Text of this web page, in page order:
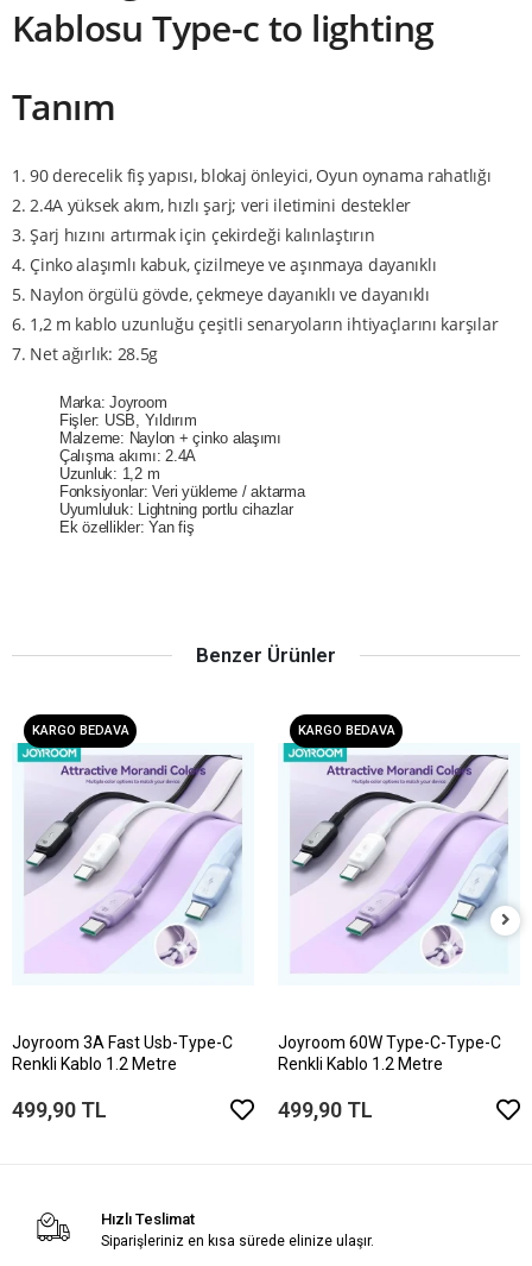
Kablosu Type-c to lighting
Tanım
1. 90 derecelik fiş yapısı, blokaj önleyici, Oyun oynama rahatlığı
2. 2.4A yüksek akım, hızlı şarj; veri iletimini destekler
3. Şarj hızını artırmak için çekirdeği kalınlaştırın
4. Çinko alaşımlı kabuk, çizilmeye ve aşınmaya dayanıklı
5. Naylon örgülü gövde, çekmeye dayanıklı ve dayanıklı
6. 1,2 m kablo uzunluğu çeşitli senaryoların ihtiyaçlarını karşılar
7. Net ağırlık: 28.5g
Marka: Joyroom
Fişler: USB, Yıldırım
Malzeme: Naylon + çinko alaşımı
Çalışma akımı: 2.4A
Uzunluk: 1,2 m
Fonksiyonlar: Veri yükleme / aktarma
Uyumluluk: Lightning portlu cihazlar
Ek özellikler: Yan fiş
Benzer Ürünler
KARGO BEDAVA
Joyroom 3A Fast Usb-Type-C
Renkli Kablo 1.2 Metre
499,90 TL
KARGO BEDAVA
Joyroom 60W Type-C-Type-C
Renkli Kablo 1.2 Metre
499,90 TL
Hızlı Teslimat
Siparişleriniz en kısa sürede elinize ulaşır.